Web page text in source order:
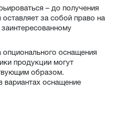
– до получения
за собой право на
оснащения
продукции могут
образом.
вариантах оснащение